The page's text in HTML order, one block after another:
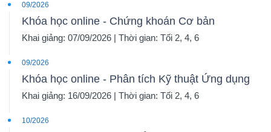
09/2026
Khóa học online - Chứng khoán Cơ bản
Khai giảng: 07/09/2026 | Thời gian: Tối 2, 4, 6
09/2026
Khóa học online - Phân tích Kỹ thuật Ứng dụng
Khai giảng: 16/09/2026 | Thời gian: Tối 2, 4, 6
10/2026